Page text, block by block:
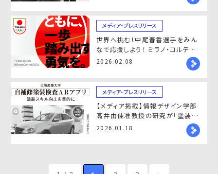
メディア・プレスリリース
世界へ挑む！中尾春香選手をみん
なで応援しよう！ ミラノ・コルティ
ナ2026冬季オリンピック パブリッ
2026.02.08
メディア・プレスリリース
【メディア掲載】情報デザイン学部
高井由佳准教授の研究が「塗装報
知新聞」に掲載されました
2026.01.18